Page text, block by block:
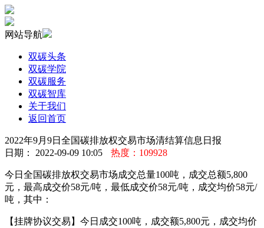
网站导航
双碳头条
双碳学院
双碳服务
双碳智库
关于我们
返回首页
2022年9月9日全国碳排放权交易市场清结算信息日报
日期： 2022-09-09 10:05
热度：109928
今日全国碳排放权交易市场成交总量100吨，成交总额5,800
元，最高成交价58元/吨，最低成交价58元/吨，成交均价58元/
吨，其中：
【挂牌协议交易】今日成交100吨，成交额5,800元，成交均价